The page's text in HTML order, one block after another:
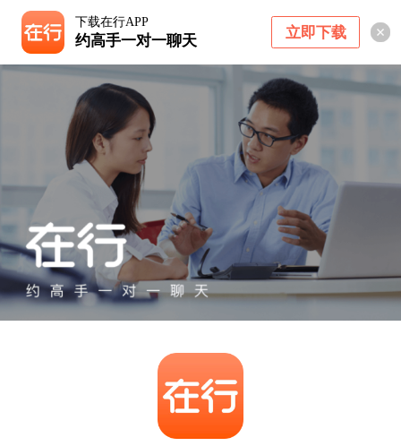
下载在行APP
约高手一对一聊天 立即下载